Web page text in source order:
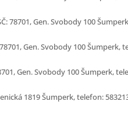
78701, Gen. Svobody 100
Gen. Svobody 100
Gen. Svobody 100 Šumperk,
1819 Šumperk, telefon: